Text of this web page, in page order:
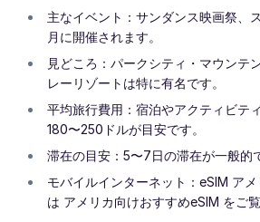
主なイベント：サンダンス映画祭、
月に開催されます。
見どころ：パークシティ・マウンテ
レーリゾートは特に有名です。
平均旅行費用：宿泊やアクティビテ
180〜250ドルが目安です。
滞在の目安：5〜7日の滞在が一般的
モバイルインターネット：eSIM ア
は アメリカ向けおすすめeSIM をご覧